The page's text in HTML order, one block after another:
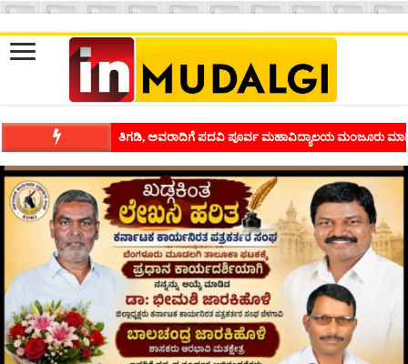
ಶಿವಾಪುರದಲ್ಲಿ ಕವಿಗೋಷ್ಠಿಯ ಸಂಭ್ರಮ ಭಾವನೆಗಳನ್ನು ಕಟ್ಟಿಕೊಡುವ